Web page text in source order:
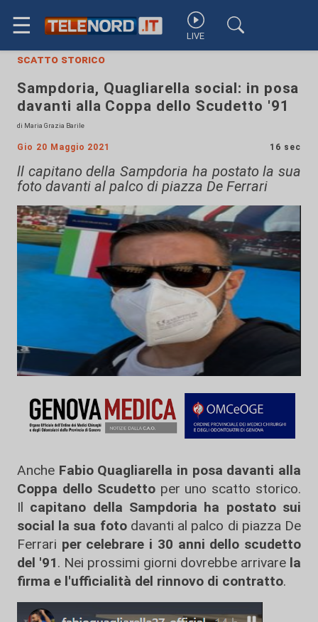
☰ LIVE
scatto storico
Sampdoria, Quagliarella social: in posa
davanti alla Coppa dello Scudetto '91
di Maria Grazia Barile
Gio 20 Maggio 2021 16 sec
ll capitano della Sampdoria ha postato la sua
foto davanti al palco di piazza De Ferrari
Anche Fabio Quagliarella in posa davanti alla
Coppa dello Scudettoper uno scatto storico.
Il capitano della Sampdoria ha postato sui
social la sua fotodavanti al palco di piazza De
Ferrari per celebrare i 30 anni dello scudetto
del '91. Nei prossimi giorni dovrebbe arrivare la
firma e l'ufficialità del rinnovo di contratto.